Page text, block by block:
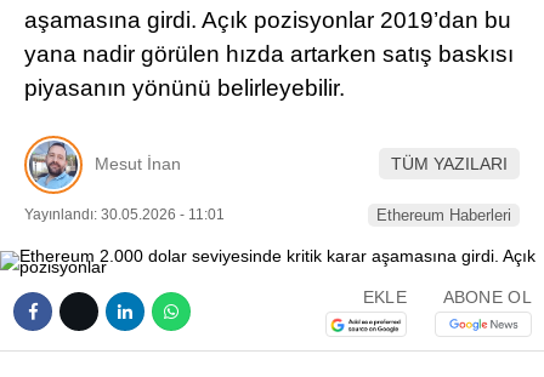
LinkedIn
aşamasına girdi. Açık pozisyonlar 2019’dan bu
yana nadir görülen hızda artarken satış baskısı
piyasanın yönünü belirleyebilir.
Mesut İnan TÜM YAZILARI
Yayınlandı: 30.05.2026 - 11:01 Ethereum Haberleri
EKLE ABONE OL